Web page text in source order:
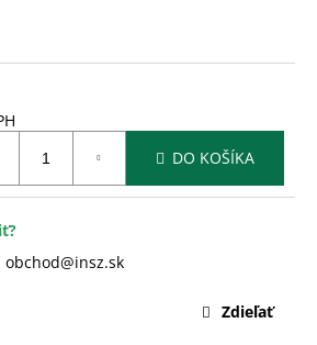
DO KOŠÍKA
obchod@insz.sk
Zdieľať